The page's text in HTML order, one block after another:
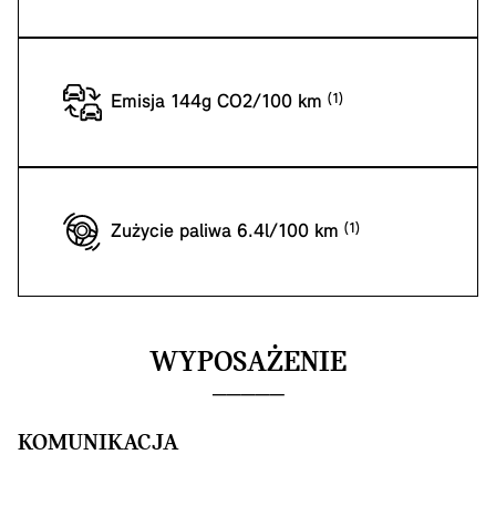
Emisja 144g CO2/100 km
Zużycie paliwa 6.4l/100 km
WYPOSAŻENIE
KOMUNIKACJA